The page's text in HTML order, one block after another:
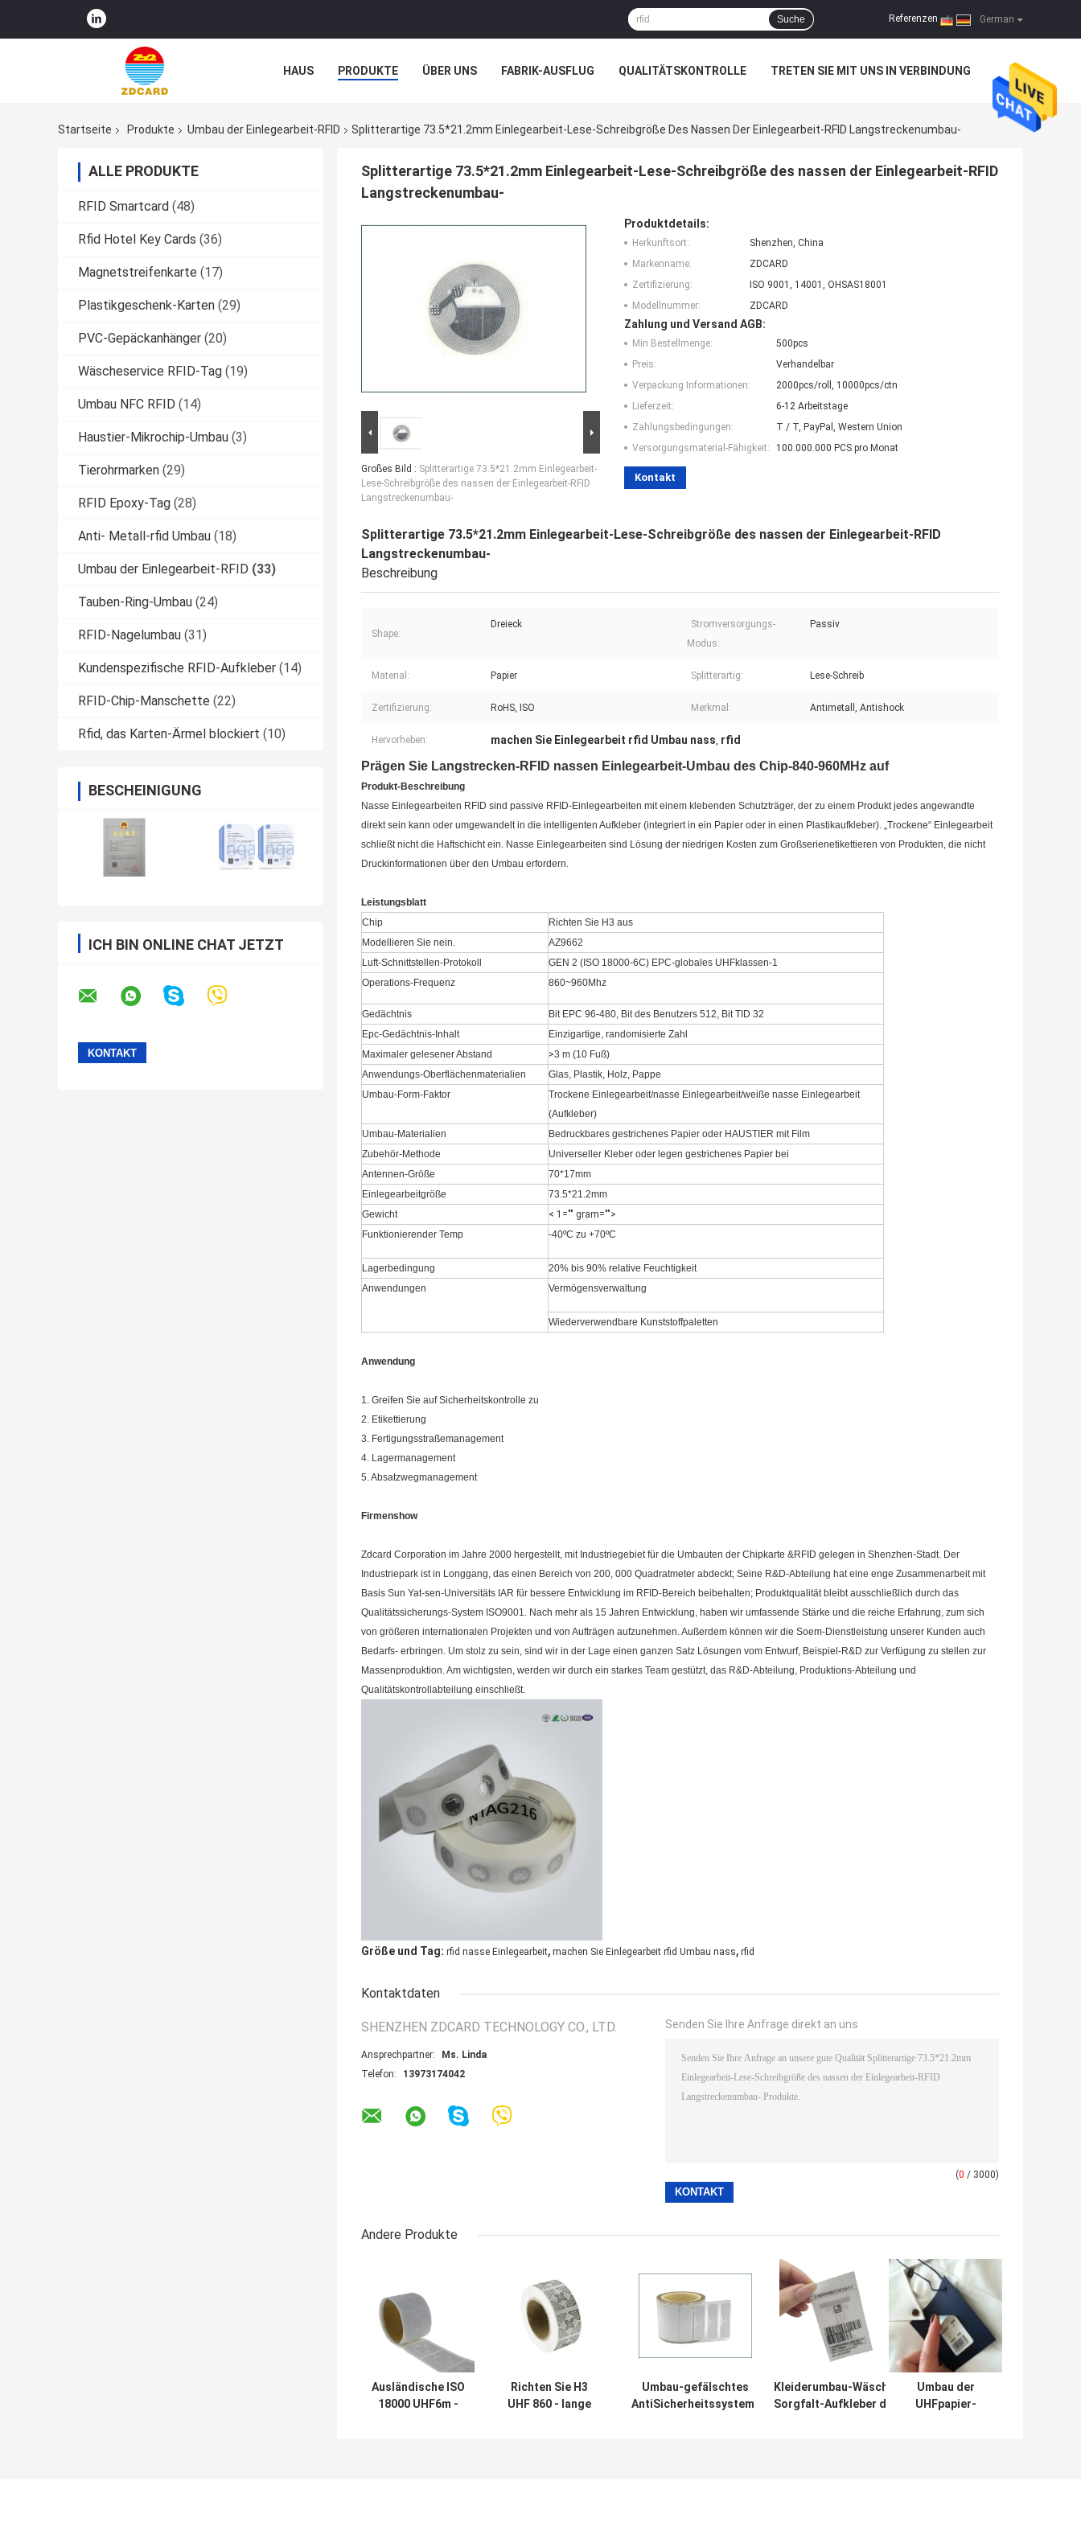
German
Referenzen |
Suche
HAUS PRODUKTE ÜBER UNS FABRIK-AUSFLUG QUALITÄTSKONTROLLE TRETEN SIE MIT UNS IN VERBINDUNG
Startseite
Produkte Umbau der Einlegearbeit-RFID Splitterartige 73.5*21.2mm Einlegearbeit-Lese-Schreibgröße Des Nassen Der Einlegearbeit-RFID Langstreckenumbau-
ALLE PRODUKTE
RFID Smartcard (48)
Rfid Hotel Key Cards (36)
Magnetstreifenkarte (17)
Plastikgeschenk-Karten (29)
PVC-Gepäckanhänger (20)
Wäscheservice RFID-Tag (19)
Umbau NFC RFID (14)
Haustier-Mikrochip-Umbau (3)
Tierohrmarken (29)
RFID Epoxy-Tag (28)
Anti- Metall-rfid Umbau (18)
Umbau der Einlegearbeit-RFID (33)
Tauben-Ring-Umbau (24)
RFID-Nagelumbau (31)
Kundenspezifische RFID-Aufkleber (14)
RFID-Chip-Manschette (22)
Rfid, das Karten-Ärmel blockiert (10)
BESCHEINIGUNG
ICH BIN ONLINE CHAT JETZT
Splitterartige 73.5*21.2mm Einlegearbeit-Lese-Schreibgröße des nassen der Einlegearbeit-RFID
Langstreckenumbau-
Großes Bild : Splitterartige 73.5*21.2mm Einlegearbeit-
Lese-Schreibgröße des nassen der Einlegearbeit-RFID
Langstreckenumbau-
Produktdetails:
Herkunftsort:
Shenzhen, China
Markenname:
ZDCARD
Zertifizierung:
ISO 9001, 14001, OHSAS18001
Modellnummer:
ZDCARD
Zahlung und Versand AGB:
Min Bestellmenge:
500pcs
Preis:
Verhandelbar
Verpackung Informationen:
2000pcs/roll, 10000pcs/ctn
Lieferzeit:
6-12 Arbeitstage
Zahlungsbedingungen:
T / T, PayPal, Western Union
Versorgungsmaterial-Fähigkeit:
100.000.000 PCS pro Monat
Kontakt
Splitterartige 73.5*21.2mm Einlegearbeit-Lese-Schreibgröße des nassen der Einlegearbeit-RFID
Langstreckenumbau-
Beschreibung
Shape:
Dreieck
Stromversorgungs-
Modus:
Passiv
Material: Papier Splitterartig: Lese-Schreib
Zertifizierung: RoHS, ISO Merkmal: Antimetall, Antishock
Hervorheben: machen Sie Einlegearbeit rfid Umbau nass, rfid
Prägen Sie Langstrecken-RFID nassen Einlegearbeit-Umbau des Chip-840-960MHz auf
Produkt-Beschreibung
Nasse Einlegearbeiten RFID sind passive RFID-Einlegearbeiten mit einem klebenden Schutzträger, der zu einem Produkt jedes angewandte
direkt sein kann oder umgewandelt in die intelligenten Aufkleber (integriert in ein Papier oder in einen Plastikaufkleber). „Trockene“ Einlegearbeit
schließt nicht die Haftschicht ein. Nasse Einlegearbeiten sind Lösung der niedrigen Kosten zum Großserienetikettieren von Produkten, die nicht
Druckinformationen über den Umbau erfordern.
Leistungsblatt
Chip
Richten Sie H3 aus
Modellieren Sie nein.
AZ9662
Luft-Schnittstellen-Protokoll
GEN 2 (ISO 18000-6C) EPC-globales UHFklassen-1
Operations-Frequenz
860~960Mhz
Gedächtnis
Bit EPC 96-480, Bit des Benutzers 512, Bit TID 32
Epc-Gedächtnis-Inhalt
Einzigartige, randomisierte Zahl
Maximaler gelesener Abstand
>3 m (10 Fuß)
Anwendungs-Oberflächenmaterialien
Glas, Plastik, Holz, Pappe
Umbau-Form-Faktor
Trockene Einlegearbeit/nasse Einlegearbeit/weiße nasse Einlegearbeit
(Aufkleber)
Umbau-Materialien
Bedruckbares gestrichenes Papier oder HAUSTIER mit Film
Zubehör-Methode
Universeller Kleber oder legen gestrichenes Papier bei
Antennen-Größe
70*17mm
Einlegearbeitgröße
73.5*21.2mm
Gewicht
< 1="" gram="">
Funktionierender Temp
-40ºC zu +70ºC
Lagerbedingung
20% bis 90% relative Feuchtigkeit
Anwendungen
Vermögensverwaltung
Wiederverwendbare Kunststoffpaletten
Anwendung
1. Greifen Sie auf Sicherheitskontrolle zu
2. Etikettierung
3. Fertigungsstraßemanagement
4. Lagermanagement
5. Absatzwegmanagement
Firmenshow
Zdcard Corporation im Jahre 2000 hergestellt, mit Industriegebiet für die Umbauten der Chipkarte &RFID gelegen in Shenzhen-Stadt. Der
Industriepark ist in Longgang, das einen Bereich von 200, 000 Quadratmeter abdeckt; Seine R&D-Abteilung hat eine enge Zusammenarbeit mit
Basis Sun Yat-sen-Universitäts IAR für bessere Entwicklung im RFID-Bereich beibehalten; Produktqualität bleibt ausschließlich durch das
Qualitätssicherungs-System ISO9001. Nach mehr als 15 Jahren Entwicklung, haben wir umfassende Stärke und die reiche Erfahrung, zum sich
von größeren internationalen Projekten und von Aufträgen aufzunehmen. Außerdem können wir die Soem-Dienstleistung unserer Kunden auch
Bedarfs- erbringen. Um stolz zu sein, sind wir in der Lage einen ganzen Satz Lösungen vom Entwurf, Beispiel-R&D zur Verfügung zu stellen zur
Massenproduktion. Am wichtigsten, werden wir durch ein starkes Team gestützt, das R&D-Abteilung, Produktions-Abteilung und
Qualitätskontrollabteilung einschließt.
Größe und Tag: rfid nasse Einlegearbeit, machen Sie Einlegearbeit rfid Umbau nass, rfid
Kontaktdaten
SHENZHEN ZDCARD TECHNOLOGY CO., LTD.
Ansprechpartner:
Ms. Linda
Telefon:
13973174042
Senden Sie Ihre Anfrage direkt an uns
(0 / 3000)
Andere Produkte
Ausländische ISO
18000 UHF6m -
Richten Sie H3
UHF 860 - lange
Umbau-gefälschtes
AntiSicherheitssystem-
Kleiderumbau-Wäsche-
Sorgfalt-Aufkleber des
Umbau der
UHFpapier-